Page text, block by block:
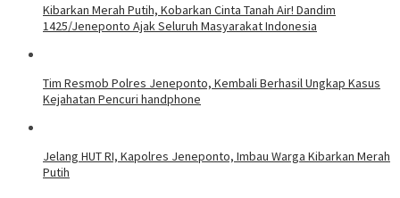
Kibarkan Merah Putih, Kobarkan Cinta Tanah Air! Dandim
1425/Jeneponto Ajak Seluruh Masyarakat Indonesia
Tim Resmob Polres Jeneponto, Kembali Berhasil Ungkap Kasus
Kejahatan Pencuri handphone
Jelang HUT RI, Kapolres Jeneponto, Imbau Warga Kibarkan Merah
Putih